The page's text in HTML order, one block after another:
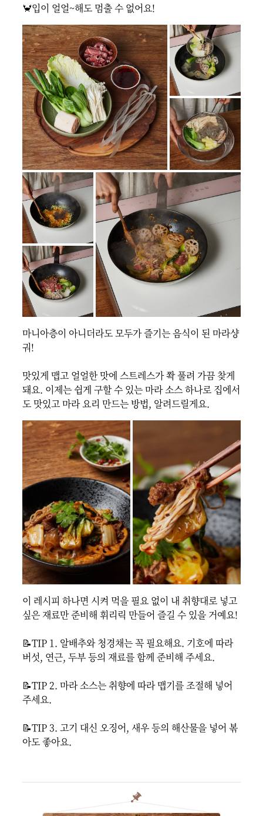
🦀입이 얼얼~해도 멈출 수 없어요!
마니아층이 아니더라도 모두가 즐기는 음식이 된 마라샹
궈!
맛있게 맵고 얼얼한 맛에 스트레스가 쫙 풀려 가끔 찾게
돼요. 이제는 쉽게 구할 수 있는 마라 소스 하나로 집에서
도 맛있고 마라 요리 만드는 방법, 알려드릴게요.
이 레시피 하나면 시켜 먹을 필요 없이 내 취향대로 넣고
싶은 재료만 준비해 휘리릭 만들어 즐길 수 있을 거예요!
📝TIP 1. 알배추와 청경채는 꼭 필요해요. 기호에 따라
버섯, 연근, 두부 등의 재료를 함께 준비해 주세요.
📝TIP 2. 마라 소스는 취향에 따라 맵기를 조절해 넣어
주세요.
📝TIP 3. 고기 대신 오징어, 새우 등의 해산물을 넣어 볶
아도 좋아요.